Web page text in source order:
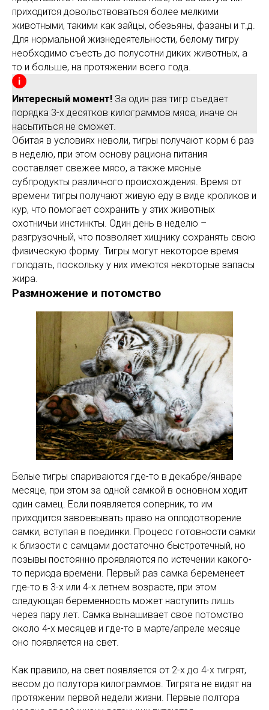
приходится довольствоваться более мелкими
животными, такими как зайцы, обезьяны, фазаны и т.д.
Для нормальной жизнедеятельности, белому тигру
необходимо съесть до полусотни диких животных, а
то и больше, на протяжении всего года.
Интересный момент! За один раз тигр съедает
порядка 3-х десятков килограммов мяса, иначе он
насытиться не сможет.
Обитая в условиях неволи, тигры получают корм 6 раз
в неделю, при этом основу рациона питания
составляет свежее мясо, а также мясные
субпродукты различного происхождения. Время от
времени тигры получают живую еду в виде кроликов и
кур, что помогает сохранить у этих животных
охотничьи инстинкты. Один день в неделю –
разгрузочный, что позволяет хищнику сохранять свою
физическую форму. Тигры могут некоторое время
голодать, поскольку у них имеются некоторые запасы
жира.
Размножение и потомство
Белые тигры спариваются где-то в декабре/январе
месяце, при этом за одной самкой в основном ходит
один самец. Если появляется соперник, то им
приходится завоевывать право на оплодотворение
самки, вступая в поединки. Процесс готовности самки
к близости с самцами достаточно быстротечный, но
позывы постоянно проявляются по истечении какого-
то периода времени. Первый раз самка беременеет
где-то в 3-х или 4-х летнем возрасте, при этом
следующая беременность может наступить лишь
через пару лет. Самка вынашивает свое потомство
около 4-х месяцев и где-то в марте/апреле месяце
оно появляется на свет.
Как правило, на свет появляется от 2-х до 4-х тигрят,
весом до полутора килограммов. Тигрята не видят на
протяжении первой недели жизни. Первые полтора